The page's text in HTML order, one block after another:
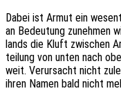
Dabei ist Armut ein
an Bedeu­tung zuneh­men
lands die Kluft zwischen
tei­lung von unten nach
weit. Verur­sacht nicht
ihren Namen bald nicht